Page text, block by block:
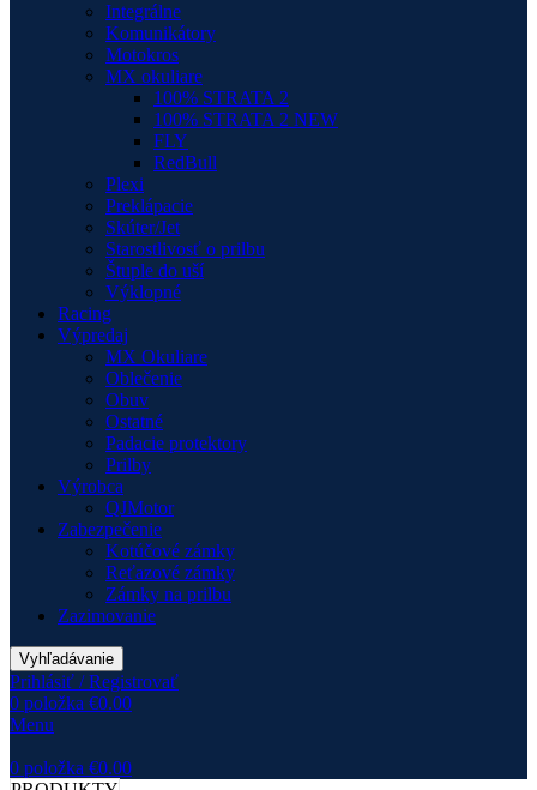
Integrálne
Komunikátory
Motokros
MX okuliare
100% STRATA 2
100% STRATA 2 NEW
FLY
RedBull
Plexi
Preklápacie
Skúter/Jet
Starostlivosť o prilbu
Štuple do uší
Výklopné
Racing
Výpredaj
MX Okuliare
Oblečenie
Obuv
Ostatné
Padacie protektory
Prilby
Výrobca
QJMotor
Zabezpečenie
Kotúčové zámky
Reťazové zámky
Zámky na prilbu
Zazimovanie
Vyhľadávanie
Prihlásiť / Registrovať
0 položka €0.00
Menu
0 položka €0.00